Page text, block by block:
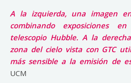
A la izquierda, una imagen
combinando exposiciones
telescopio Hubble. A la
zona del cielo vista con GTC
más sensible a la emisión de
UCM